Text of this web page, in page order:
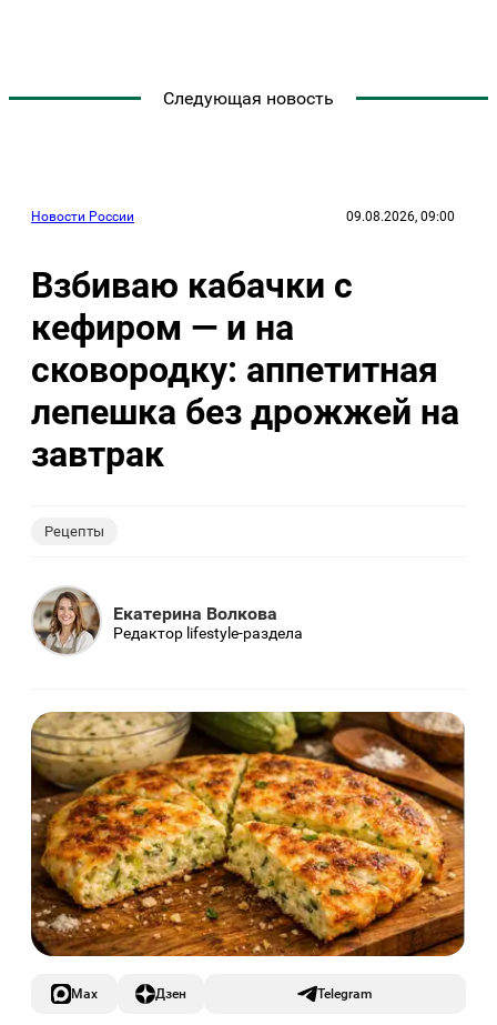
Следующая новость
Новости России 09.08.2026, 09:00
Взбиваю кабачки с
кефиром — и на
сковородку: аппетитная
лепешка без дрожжей на
завтрак
Рецепты
Екатерина Волкова
Редактор lifestyle-раздела
Max Дзен Telegram